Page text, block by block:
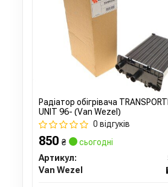
Радіатор обігрівача
UNIT 96- (Van Wezel)
0 відгуків
850 ₴
сьогодні
Артикул:
Van Wezel